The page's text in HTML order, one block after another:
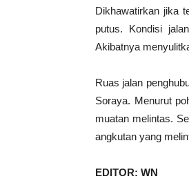
Dikhawatirkan jika
putus. Kondisi
Akibatnya
Ruas jalan
Soraya. Menurut
muatan melintas.
angkutan yang
EDITOR: WN